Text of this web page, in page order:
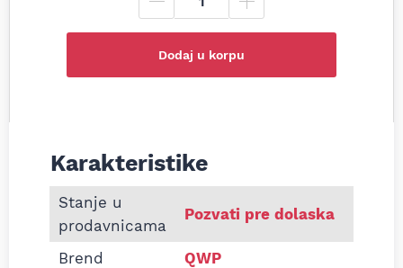
Dodaj u korpu
Informacije o Zadnji lonac auspuha Skoda Fabia
Karakteristike
Stanje u
prodavnicama
Pozvati pre dolaska
Brend
QWP